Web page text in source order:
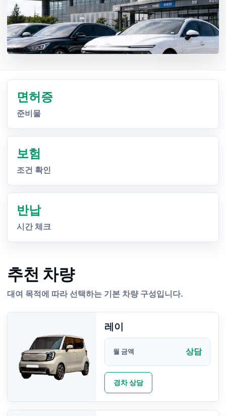
면허증
준비물
보험
조건 확인
반납
시간 체크
추천 차량
대여 목적에 따라 선택하는 기본 차량 구성입니다.
레이
월 금액 상담
경차 상담